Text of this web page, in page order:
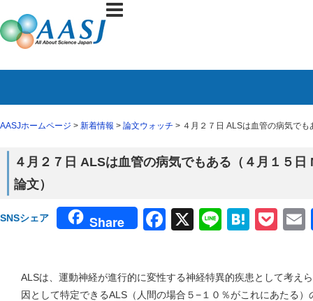
AASJホームページ > 新着情報 > 論文ウォッチ > ４月２７日 ALSは血管の病気で
４月２７日 ALSは血管の病気でもある（４月１５
論文）
SNSシェア Share Facebook
X Line
ALSは、運動神経が進行的に変性する神経特異的疾患として考え
因として特定できるALS（人間の場合５−１０％がこれにあたる